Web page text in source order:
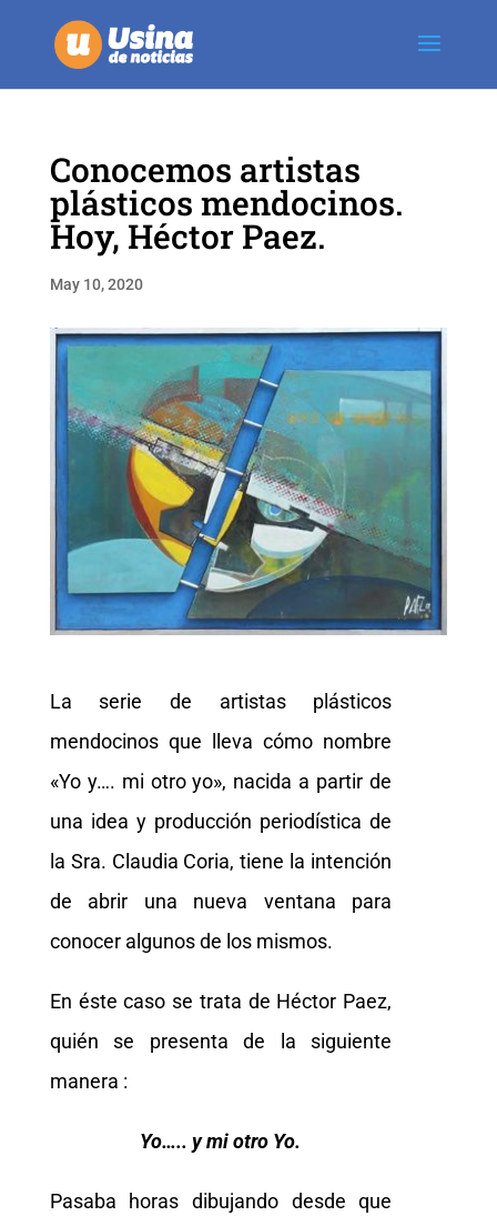
Conocemos artistas
plásticos mendocinos.
Hoy, Héctor Paez.
May 10, 2020
La serie de artistas plásticos
mendocinos que lleva cómo nombre
«Yo y…. mi otro yo», nacida a partir de
una idea y producción periodística de
la Sra. Claudia Coria, tiene la intención
de abrir una nueva ventana para
conocer algunos de los mismos.
En éste caso se trata de Héctor Paez,
quién se presenta de la siguiente
manera :
Yo….. y mi otro Yo.
Pasaba horas dibujando desde que